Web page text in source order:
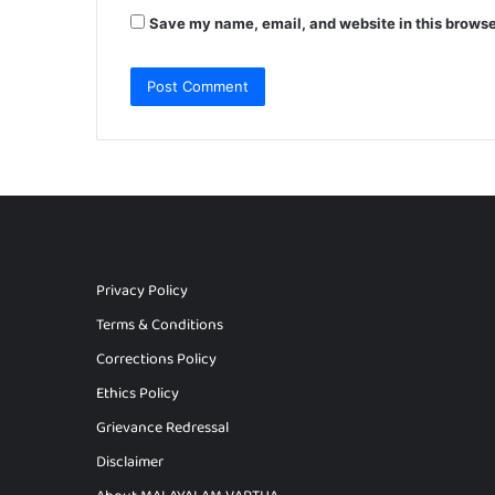
Save my name, email, and website in this
Privacy Policy
Terms & Conditions
Corrections Policy
Ethics Policy
Grievance Redressal
Disclaimer